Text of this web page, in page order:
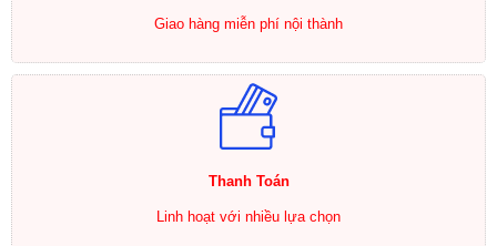
Giao hàng miễn phí nội thành
Thanh Toán
Linh hoạt với nhiều lựa chọn